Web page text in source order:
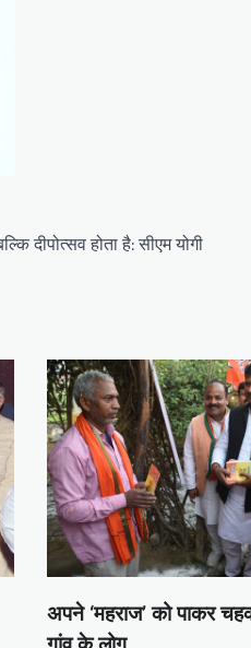
दीपोत्सव होता है: सीएम योगी
अपने ‘महराज’ को पाकर